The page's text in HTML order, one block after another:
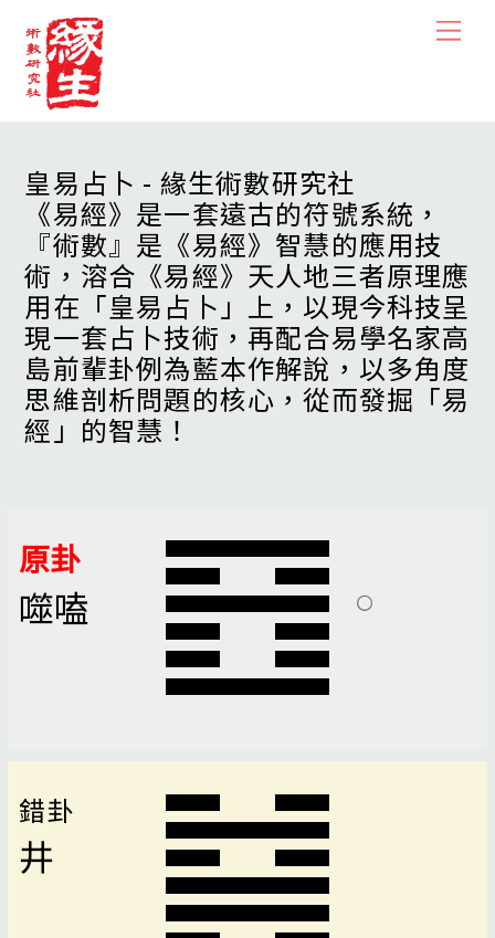
content
皇易占卜 - 緣生術數研究社
《易經》是一套遠古的符號系統，
『術數』是《易經》智慧的應用技
術，溶合《易經》天人地三者原理應
用在「皇易占卜」上，以現今科技呈
現一套占卜技術，再配合易學名家高
島前輩卦例為藍本作解說，以多角度
思維剖析問題的核心，從而發掘「易
經」的智慧！
原卦
噬嗑
錯卦
井